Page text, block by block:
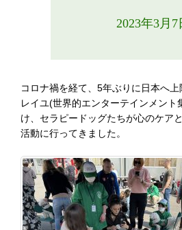
2023年3月7
コロナ禍を経て、5年ぶりに日本へ
レイユ(世界的エンターテインメント
け、セラピードッグたちが心のケア
活動に行ってきました。